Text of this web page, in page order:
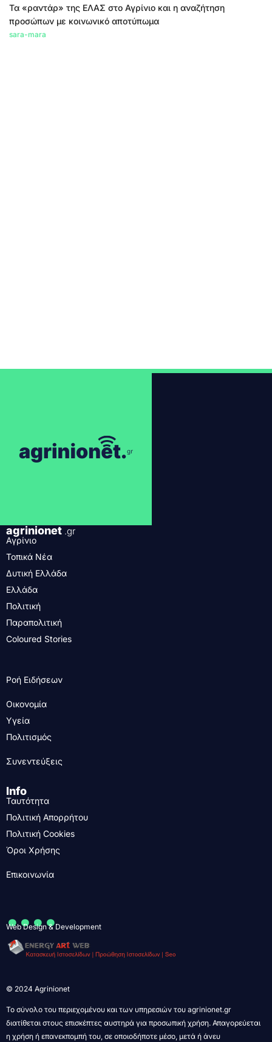
Τα «ραντάρ» της ΕΛΑΣ στο Αγρίνιο και η αναζήτηση
προσώπων με κοινωνικό αποτύπωμα
sara-mara
agrinionet .gr
Αγρίνιο
Τοπικά Νέα
Δυτική Ελλάδα
Ελλάδα
Πολιτική
Παραπολιτική
Coloured Stories
Ροή Ειδήσεων
Οικονομία
Υγεία
Πολιτισμός
Συνεντεύξεις
Info
Ταυτότητα
Πολιτική Απορρήτου
Πολιτική Cookies
Όροι Χρήσης
Επικοινωνία
....
Web Design & Development
© 2024 Agrinionet
Το σύνολο του περιεχομένου και των υπηρεσιών του agrinionet.gr
διατίθεται στους επισκέπτες αυστηρά για προσωπική χρήση. Απαγορεύεται
η χρήση ή επανεκπομπή του, σε οποιοδήποτε μέσο, μετά ή άνευ